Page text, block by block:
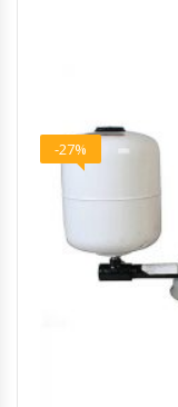
-27%